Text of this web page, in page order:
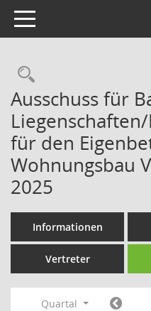
Toggle navigation
Ausschuss für
für den
Wohnungsbau
2025
Informationen
Vertreter
Quartal